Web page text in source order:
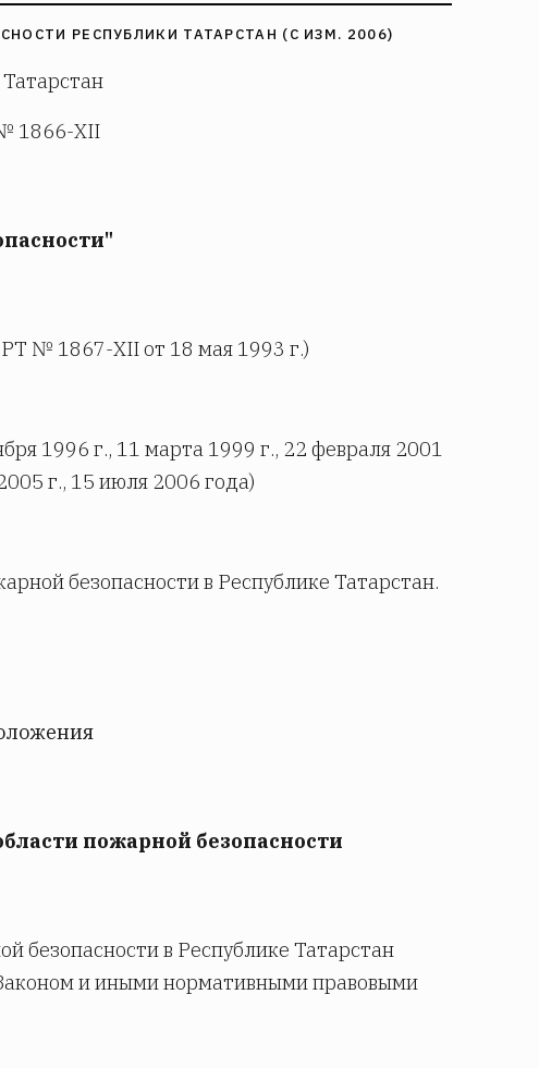
РЕСПУБЛИКИ ТАТАРСТАН (С ИЗМ. 2006)
1866-XII
№ 1867-XII от 18 мая 1993 г.)
1996 г., 11 марта 1999 г., 22 февраля 2001
г., 15 июля 2006 года)
безопасности в Республике Татарстан.
пожарной безопасности
безопасности в Республике Татарстан
и иными нормативными правовыми